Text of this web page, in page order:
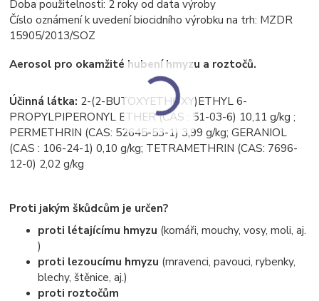
Doba použitelnosti: 2 roky od data výroby
Číslo oznámení k uvedení biocidního výrobku na trh: MZDR
15905/2013/SOZ
Aerosol pro okamžité hubení hmyzu a roztočů.
Účinná látka: 2-(2-BUTOXYETHOXY)ETHYL 6-
PROPYLPIPERONYL ETHER (CAS : 51-03-6) 10,11 g/kg ;
PERMETHRIN (CAS: 52645-53-1) 3,99 g/kg; GERANIOL
(CAS : 106-24-1) 0,10 g/kg; TETRAMETHRIN (CAS: 7696-
12-0) 2,02 g/kg
Proti jakým škůdcům je určen?
proti létajícímu hmyzu (komáři, mouchy, vosy, moli, aj.
)
proti lezoucímu hmyzu (mravenci, pavouci, rybenky,
blechy, štěnice, aj.)
proti roztočům